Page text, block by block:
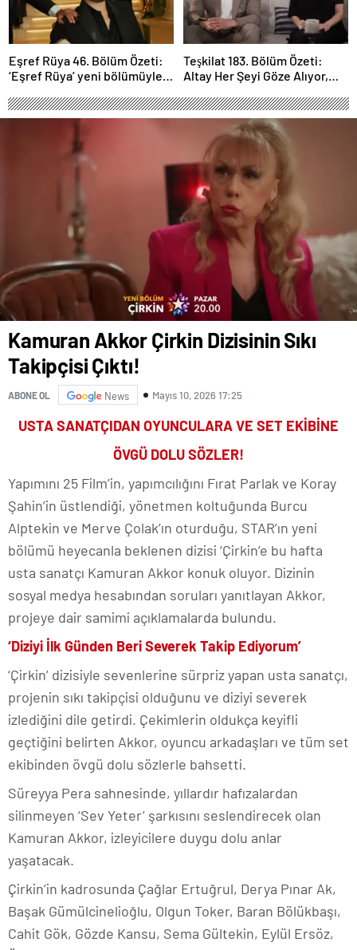
Eşref Rüya 46. Bölüm Özeti:
‘Eşref Rüya’ yeni bölümüyle
Teşkilat 183. Bölüm Özeti:
Altay Her Şeyi Göze Alıyor,
Kamuran Akkor Çirkin Dizisinin Sıkı
Takipçisi Çıktı!
ABONE OL News Mayıs 10, 2026 17:25
USTA SANATÇIDAN OYUNCULARA VE SET EKİBİNE
ÖVGÜ DOLU SÖZLER!
Yapımını 25 Film’in, yapımcılığını Fırat Parlak ve Koray
Şahin’in üstlendiği, yönetmen koltuğunda Burcu
Alptekin ve Merve Çolak’ın oturduğu, STAR’ın yeni
bölümü heyecanla beklenen dizisi ‘Çirkin’e bu hafta
usta sanatçı Kamuran Akkor konuk oluyor. Dizinin
sosyal medya hesabından soruları yanıtlayan Akkor,
projeye dair samimi açıklamalarda bulundu.
‘Diziyi İlk Günden Beri Severek Takip Ediyorum’
‘Çirkin’ dizisiyle sevenlerine sürpriz yapan usta sanatçı,
projenin sıkı takipçisi olduğunu ve diziyi severek
izlediğini dile getirdi. Çekimlerin oldukça keyifli
geçtiğini belirten Akkor, oyuncu arkadaşları ve tüm set
ekibinden övgü dolu sözlerle bahsetti.
Süreyya Pera sahnesinde, yıllardır hafızalardan
silinmeyen ‘Sev Yeter’ şarkısını seslendirecek olan
Kamuran Akkor, izleyicilere duygu dolu anlar
yaşatacak.
Çirkin’in kadrosunda Çağlar Ertuğrul, Derya Pınar Ak,
Başak Gümülcinelioğlu, Olgun Toker, Baran Bölükbaşı,
Cahit Gök, Gözde Kansu, Sema Gültekin, Eylül Ersöz,